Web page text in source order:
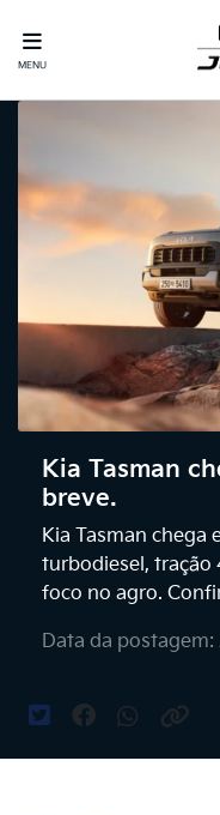
MENU
Kia Tasman
breve.
Kia Tasman chega
turbodiesel, tração
foco no agro.
Data da